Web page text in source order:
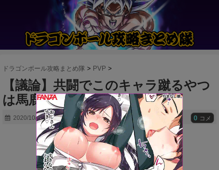
ドラゴンボール攻略まとめ隊 > PVP >
【議論】共闘でこのキャラ蹴るやつ
は馬鹿ってことでいい？
2020/10/01 0 コメ